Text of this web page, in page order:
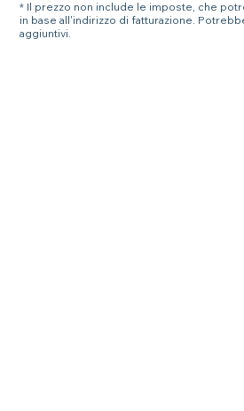
* Il prezzo non include le imposte, che
in base all'indirizzo di fatturazione.
aggiuntivi.